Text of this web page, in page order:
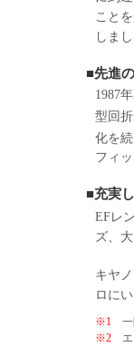
こと
しまし
■先進
1987
型回
化を
フィ
■充実
EFレ
ズ、
キヤ
ロに
※1
※2